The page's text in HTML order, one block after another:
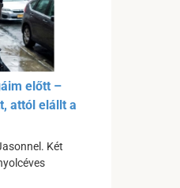
előtt –
attól elállt a
Két